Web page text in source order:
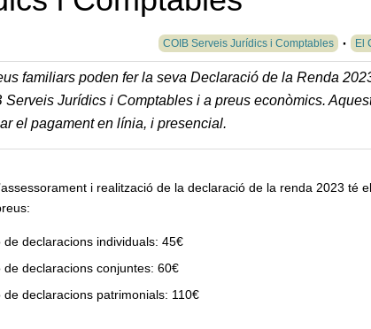
COIB Serveis Jurídics i Comptables El
familiars poden fer la seva Declaració de la Renda
Jurídics i Comptables i a preus econòmics.
el pagament en línia, i presencial.
i realització de la declaració de la renda 2023 té
de declaracions individuals: 45€
de declaracions conjuntes: 60€
de declaracions patrimonials: 110€